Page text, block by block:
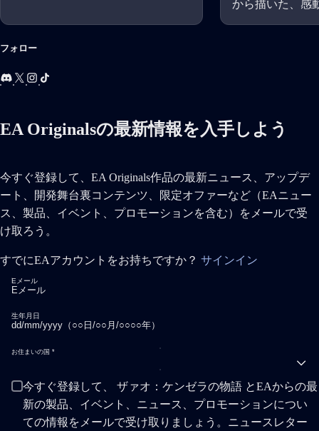
から描いた、感
フォロー
EA Originalsの最新情報を入手しよう
今すぐ登録して、EA Originals作品の最新ニュース、アップデ
ート、開発舞台裏コンテンツ、限定オファーなど（EAニュー
ス、製品、イベント、プロモーションを含む）をメールで受
け取ろう。
すでにEAアカウントをお持ちですか？ サインイン
Eメール
生年月日
お住まいの国
今すぐ登録して、 ザァオ：ケンゼラの物語 とEAからの最
新の製品、イベント、ニュース、プロモーションについ
ての情報をメールで受け取りましょう。ニュースレター